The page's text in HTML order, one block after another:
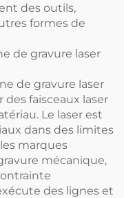
des outils,
formes de
de gravure laser
de gravure laser
faisceaux laser
Le laser est
dans des limites
marques
mécanique,
des lignes et